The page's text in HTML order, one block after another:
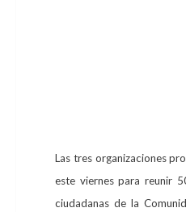
Las tres organizaciones
este viernes para reunir
ciudadanas de la